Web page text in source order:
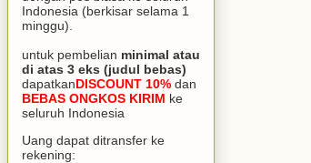
Indonesia (berkisar selama 1
minggu).
untuk pembelian minimal atau
di atas 3 eks (judul bebas)
dapatkanDISCOUNT 10% dan
BEBAS ONGKOS KIRIM ke
seluruh Indonesia
Uang dapat ditransfer ke
rekening: